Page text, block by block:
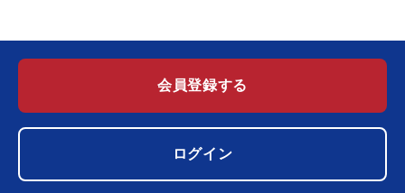
会員登録する
ログイン